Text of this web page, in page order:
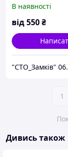
Чайки
В наявності
від550₴
"СТО_Замків" 067-
1
Дивись також